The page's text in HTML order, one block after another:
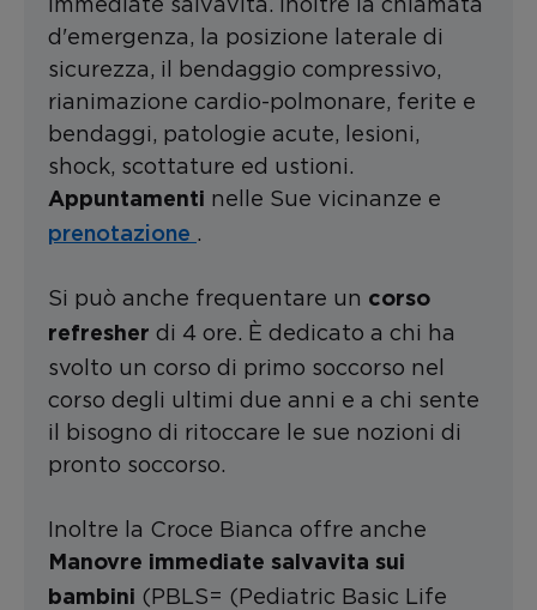
d'emergenza, la posizione laterale di
sicurezza, il bendaggio compressivo,
rianimazione cardio-polmonare, ferite e
bendaggi, patologie acute, lesioni,
shock, scottature ed ustioni.
Appuntamenti nelle Sue vicinanze e
prenotazione .
Si può anche frequentare un corso
refresher di 4 ore. È dedicato a chi ha
svolto un corso di primo soccorso nel
corso degli ultimi due anni e a chi sente
il bisogno di ritoccare le sue nozioni di
pronto soccorso.
Inoltre la Croce Bianca offre anche
Manovre immediate salvavita sui
bambini (PBLS= (Pediatric Basic Life